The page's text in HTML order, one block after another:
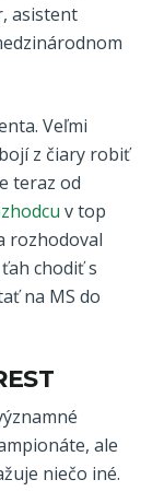
asistent
Veľmi
z čiary robiť
teraz od
v top
rozhodoval
chodiť s
na MS do
ale
niečo iné.